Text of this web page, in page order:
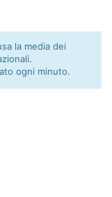
la media dei
ogni minuto.